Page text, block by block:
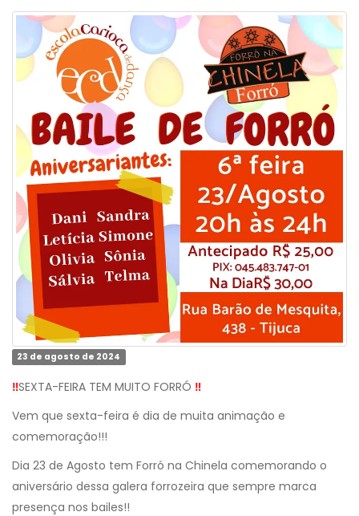
23 de agosto de 2024
‼️SEXTA-FEIRA TEM MUITO FORRÓ ‼️
Vem que sexta-feira é dia de muita animação e
comemoração!!!
Dia 23 de Agosto tem Forró na Chinela comemorando o
aniversário dessa galera forrozeira que sempre marca
presença nos bailes!!